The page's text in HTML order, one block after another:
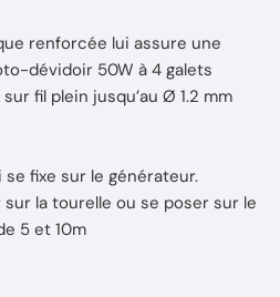
renforcée lui assure une
dévidoir 50W à 4 galets
fil plein jusqu’au Ø 1.2 mm
fixe sur le générateur.
la tourelle ou se poser sur le
5 et 10m